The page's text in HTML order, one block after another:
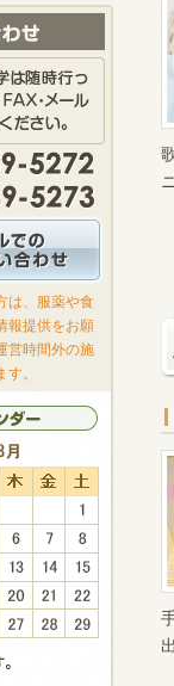
は、服薬や食
報提供をお願
営時間外の施
。